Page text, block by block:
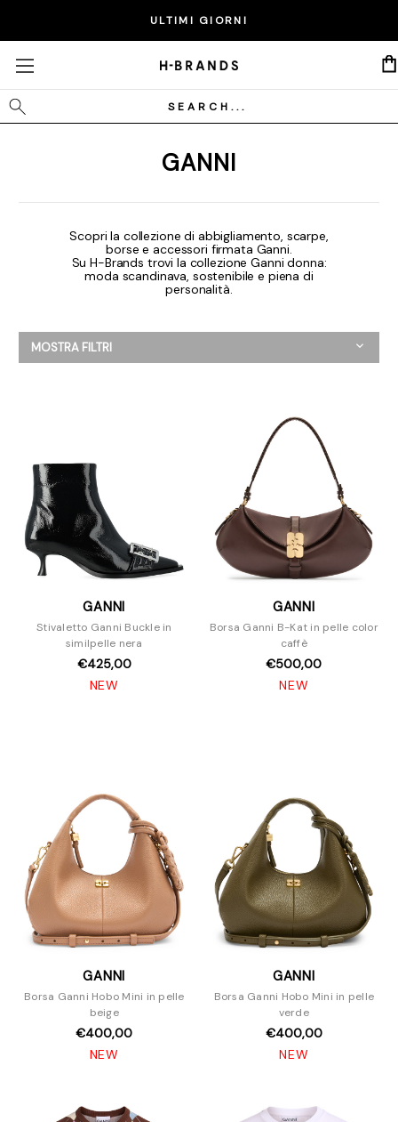
ULTIMI GIORNI
Cerca
GANNI
Scopri la collezione di abbigliamento, scarpe,
borse e accessori firmata Ganni.
Su H-Brands trovi la collezione Ganni donna:
moda scandinava, sostenibile e piena di
personalità.
MOSTRA FILTRI
GANNI
Stivaletto Ganni Buckle in
similpelle nera
€425,00
NEW
GANNI
Borsa Ganni B-Kat in pelle color
caffè
€500,00
NEW
GANNI
Borsa Ganni Hobo Mini in pelle
beige
€400,00
NEW
GANNI
Borsa Ganni Hobo Mini in pelle
verde
€400,00
NEW